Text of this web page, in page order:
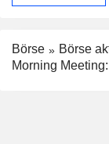
Börse
Börse
Morning